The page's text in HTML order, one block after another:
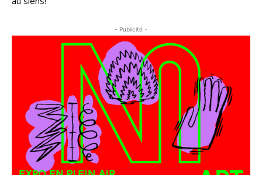
- Publicité -